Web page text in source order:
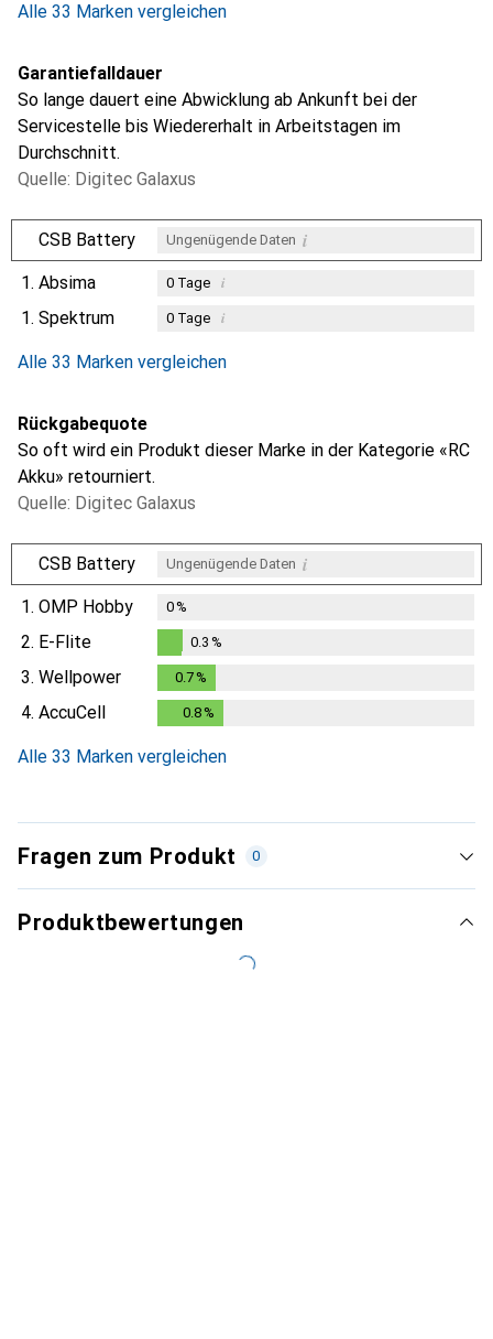
Alle 33 Marken vergleichen
Garantiefalldauer
So lange dauert eine Abwicklung ab Ankunft bei der
Servicestelle bis Wiedererhalt in Arbeitstagen im
Durchschnitt.
Quelle: Digitec Galaxus
CSB Battery Ungenügende Daten i
1. Absima 0Tage i
1. Spektrum 0Tage i
Alle 33 Marken vergleichen
Rückgabequote
So oft wird ein Produkt dieser Marke in der Kategorie «RC
Akku» retourniert.
Quelle: Digitec Galaxus
CSB Battery Ungenügende Daten i
1. OMP Hobby 0%
2. E-Flite
0.3%
0.3 %
3. Wellpower 0.7%
4. AccuCell 0.8 %
Alle 33 Marken vergleichen
Fragen zum Produkt 0
Produktbewertungen